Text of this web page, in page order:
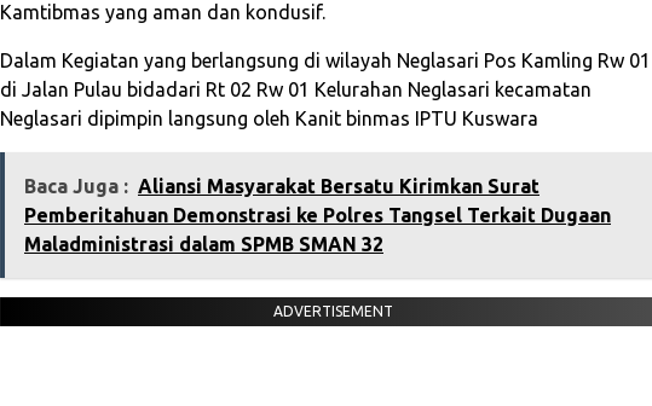
Kamtibmas yang aman dan kondusif.
Dalam Kegiatan yang berlangsung di wilayah Neglasari Pos Kamling Rw 01
di Jalan Pulau bidadari Rt 02 Rw 01 Kelurahan Neglasari kecamatan
Neglasari dipimpin langsung oleh Kanit binmas IPTU Kuswara
Baca Juga : Aliansi Masyarakat Bersatu Kirimkan Surat
Pemberitahuan Demonstrasi ke Polres Tangsel Terkait Dugaan
Maladministrasi dalam SPMB SMAN 32
ADVERTISEMENT